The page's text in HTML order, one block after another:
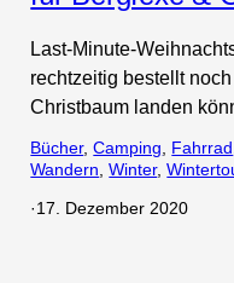
Last-Minute-
rechtzeitig bestellt
Christbaum landen
Bücher, Camping Fahrrad
Wandern , Winter,
·17. Dezember 2020